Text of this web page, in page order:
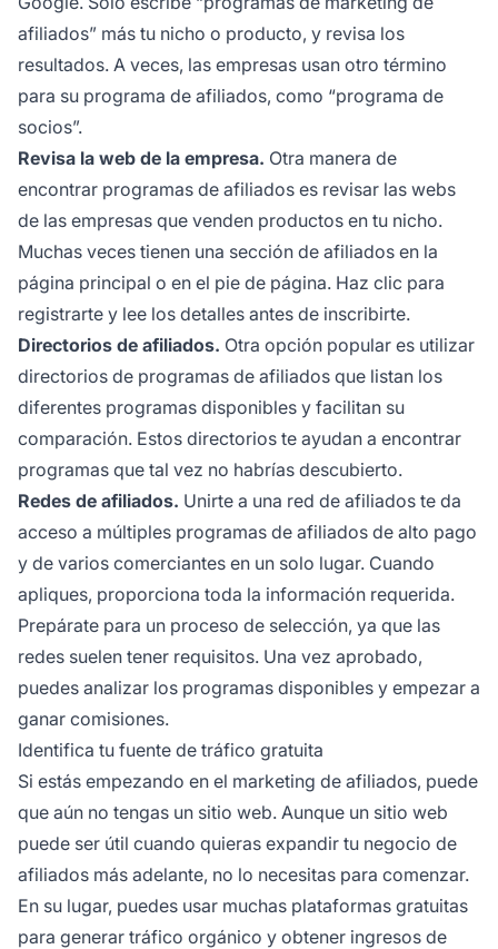
afiliados” más tu nicho o producto, y revisa los
resultados. A veces, las empresas usan otro término
para su programa de afiliados, como “programa de
socios”.
Revisa la web de la empresa. Otra manera de
encontrar programas de afiliados es revisar las webs
de las empresas que venden productos en tu nicho.
Muchas veces tienen una sección de afiliados en la
página principal o en el pie de página. Haz clic para
registrarte y lee los detalles antes de inscribirte.
Directorios de afiliados. Otra opción popular es utilizar
directorios de programas de afiliados que listan los
diferentes programas disponibles y facilitan su
comparación. Estos directorios te ayudan a encontrar
programas que tal vez no habrías descubierto.
Redes de afiliados. Unirte a una red de afiliados te da
acceso a múltiples programas de afiliados de alto pago
y de varios comerciantes en un solo lugar. Cuando
apliques, proporciona toda la información requerida.
Prepárate para un proceso de selección, ya que las
redes suelen tener requisitos. Una vez aprobado,
puedes analizar los programas disponibles y empezar a
ganar comisiones.
Identifica tu fuente de tráfico gratuita
Si estás empezando en el marketing de afiliados, puede
que aún no tengas un sitio web. Aunque un sitio web
puede ser útil cuando quieras expandir tu negocio de
afiliados más adelante, no lo necesitas para comenzar.
En su lugar, puedes usar muchas plataformas gratuitas
para generar tráfico orgánico y obtener ingresos de